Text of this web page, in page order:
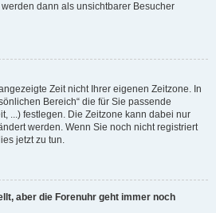
dann als unsichtbarer Besucher
Zeit nicht Ihrer eigenen Zeitzone. In
Bereich“ die für Sie passende
...) festlegen. Die Zeitzone kann dabei nur
werden. Wenn Sie noch nicht registriert
jetzt zu tun.
aber die Forenuhr geht immer noch